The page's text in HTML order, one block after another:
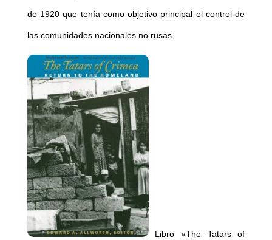
de 1920 que tenía como objetivo principal el control de
las comunidades nacionales no rusas.
Libro «The Tatars of